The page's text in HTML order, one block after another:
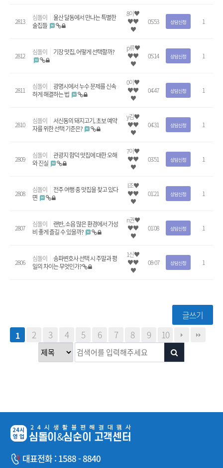
2813 심돌이
울산 달동에서 만나는 특별한
술집들
8이♥
♥♥
♥
05:53 상담신청 1
2812 심돌이 기장 맛집, 어떻게 선택할까?
p류♥
♥♥
♥
05:14 상담신청 1
2811 심돌이
광명시에서 누수 문제를 신속
하게 해결하는 법
0이♥
♥♥
♥
04:47 상담신청 1
2810 심돌이
서신동의 돼지고기, 초보 예약
자를 위한 선택 기준은?
y김♥
♥♥
♥
04:31 상담신청 1
2809 심돌이
관광지 함덕 맛집에 대한 오해
와 진실
7이♥
♥♥
♥
03:51 상담신청 1
2808 심돌이
전주 여행 중 맛집을 찾고 있다
면
l조♥
♥♥
♥
01:21 상담신청 1
2807 심돌이
랜반, 소음 많은 환경에서 가성
비 좋게 즐길 수 있을까?
n권♥
♥♥
♥
01:08 상담신청 1
2806 심돌이
송파변호사 선택 시 주말과 평
일의 차이는 무엇인가?
1신♥
♥♥
♥
08-07 상담신청 1
글쓰기
1
2 3 4 5 6 7 8 9 10
대표전화 : 1588 - 8840